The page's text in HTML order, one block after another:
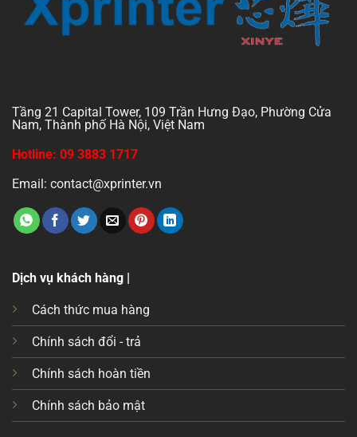
Tầng 21 Capital Tower, 109 Trần Hưng Đạo, Phường Cửa
Nam, Thành phố Hà Nội, Việt Nam
Hotline: 09 3883 1717
Email: contact@xprinter.vn
Dịch vụ khách hàng |
Cách thức mua hàng
Chính sách đổi - trả
Chính sách hoàn tiền
Chính sách bảo mật